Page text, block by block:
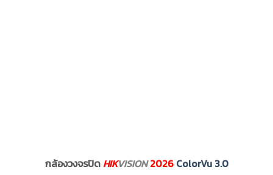
กล้องวงจรปิด HIKVISION 2026 ColorVu 3.0